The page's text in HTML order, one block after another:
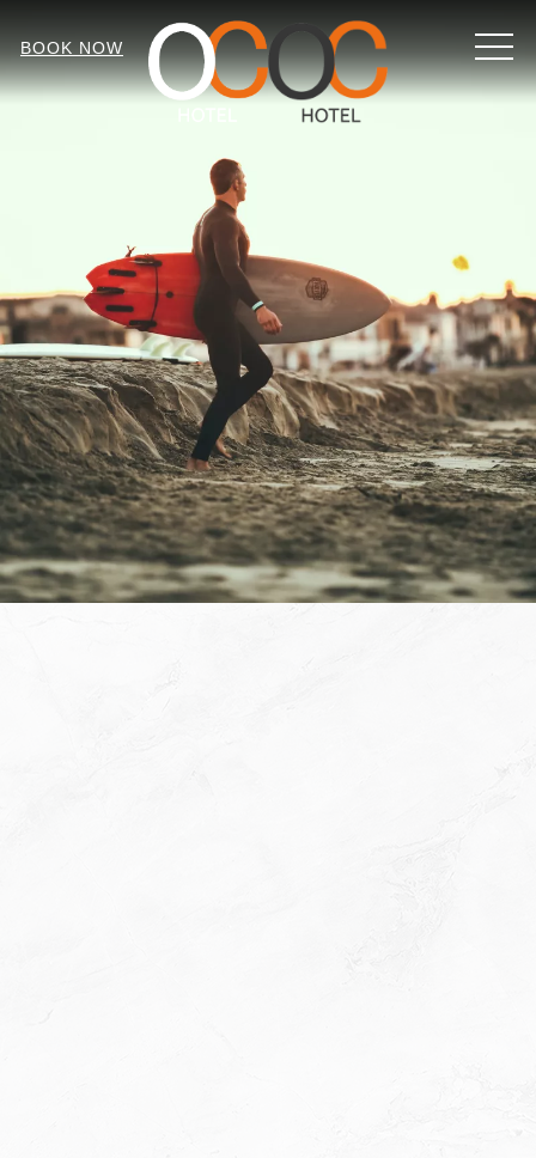
BOOK NOW